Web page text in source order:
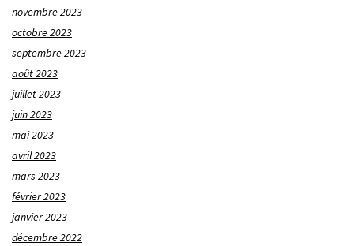
novembre 2023
octobre 2023
septembre 2023
août 2023
juillet 2023
juin 2023
mai 2023
avril 2023
mars 2023
février 2023
janvier 2023
décembre 2022